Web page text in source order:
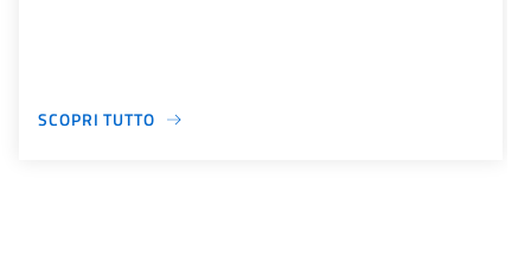
SCOPRI TUTTO